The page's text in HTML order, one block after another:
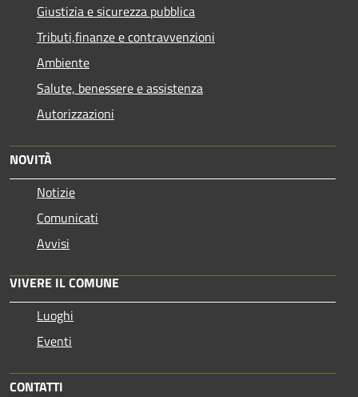
Giustizia e sicurezza pubblica
Tributi,finanze e contravvenzioni
Ambiente
Salute, benessere e assistenza
Autorizzazioni
NOVITÀ
Notizie
Comunicati
Avvisi
VIVERE IL COMUNE
Luoghi
Eventi
CONTATTI